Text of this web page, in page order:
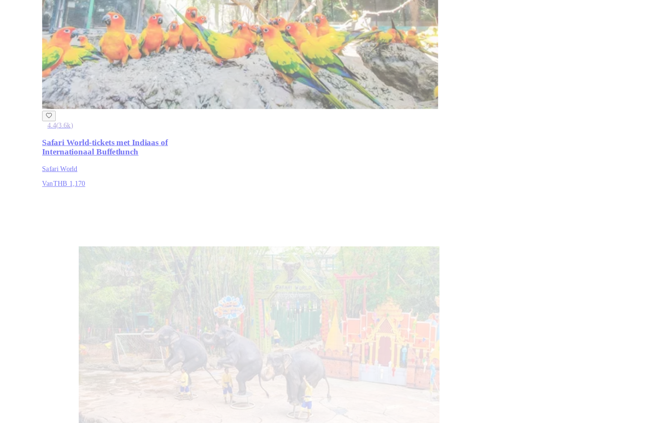
4.4(3.6k)
Safari World-tickets met Indiaas of
Internationaal Buffetlunch
Safari World
VanTHB 1,170